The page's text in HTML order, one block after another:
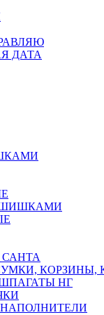
ДАТА
ШИШКАМИ
САНТА
НГ